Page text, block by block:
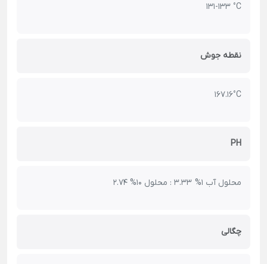
131-133 °C
نقطه جوش
167.16°C
PH
محلول آب 1% 3.33 : محلول 10% 2.74
چگالی